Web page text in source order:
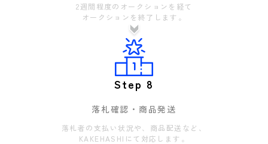
2週間程度のオークションを経て
オークションを終了します。
Step 8
落札確認・商品発送
落札者の支払い状況や、商品配送など、
KAKEHASHIにて対応します。